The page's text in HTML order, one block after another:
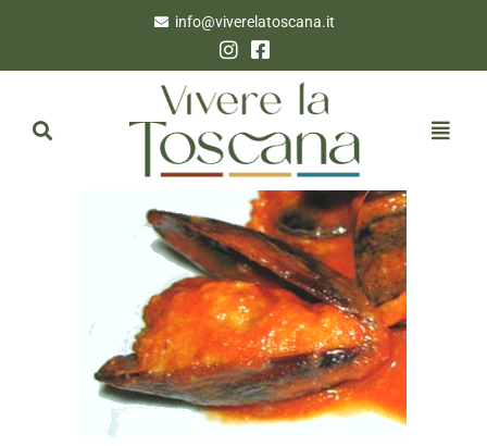
info@viverelatoscana.it